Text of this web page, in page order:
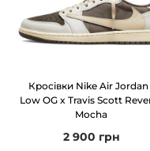
Кросівки Nike Air Jordan
Low OG x Travis Scott
Mocha
2 900 грн